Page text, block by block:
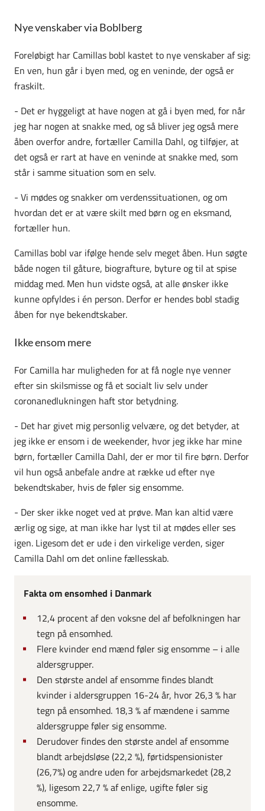
Nye venskaber via Boblberg
Foreløbigt har Camillas bobl kastet to nye venskaber af sig:
En ven, hun går i byen med, og en veninde, der også er
fraskilt.
- Det er hyggeligt at have nogen at gå i byen med, for når
jeg har nogen at snakke med, og så bliver jeg også mere
åben overfor andre, fortæller Camilla Dahl, og tilføjer, at
det også er rart at have en veninde at snakke med, som
står i samme situation som en selv.
- Vi mødes og snakker om verdenssituationen, og om
hvordan det er at være skilt med børn og en eksmand,
fortæller hun.
Camillas bobl var ifølge hende selv meget åben. Hun søgte
både nogen til gåture, biografture, byture og til at spise
middag med. Men hun vidste også, at alle ønsker ikke
kunne opfyldes i én person. Derfor er hendes bobl stadig
åben for nye bekendtskaber.
Ikke ensom mere
For Camilla har muligheden for at få nogle nye venner
efter sin skilsmisse og få et socialt liv selv under
coronanedlukningen haft stor betydning.
- Det har givet mig personlig velvære, og det betyder, at
jeg ikke er ensom i de weekender, hvor jeg ikke har mine
børn, fortæller Camilla Dahl, der er mor til fire børn. Derfor
vil hun også anbefale andre at række ud efter nye
bekendtskaber, hvis de føler sig ensomme.
- Der sker ikke noget ved at prøve. Man kan altid være
ærlig og sige, at man ikke har lyst til at mødes eller ses
igen. Ligesom det er ude i den virkelige verden, siger
Camilla Dahl om det online fællesskab.
Fakta om ensomhed i Danmark
12,4 procent af den voksne del af befolkningen har
tegn på ensomhed.
Flere kvinder end mænd føler sig ensomme – i alle
aldersgrupper.
Den største andel af ensomme findes blandt
kvinder i aldersgruppen 16-24 år, hvor 26,3 % har
tegn på ensomhed. 18,3 % af mændene i samme
aldersgruppe føler sig ensomme.
Derudover findes den største andel af ensomme
blandt arbejdsløse (22,2 %), førtidspensionister
(26,7%) og andre uden for arbejdsmarkedet (28,2
%), ligesom 22,7 % af enlige, ugifte føler sig
ensomme.